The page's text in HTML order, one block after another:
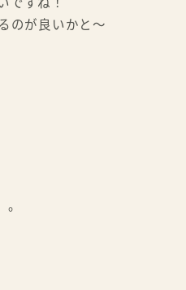
ですね！
のが良いかと～